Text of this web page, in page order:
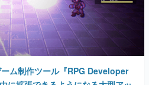
ム制作ツール『RPG Developer